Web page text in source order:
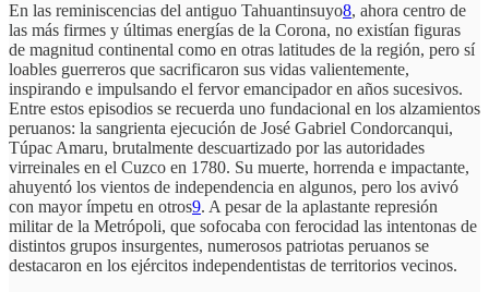
En las reminiscencias del antiguo Tahuantinsuyo8, ahora centro de
las más firmes y últimas energías de la Corona, no existían figuras
de magnitud continental como en otras latitudes de la región, pero sí
loables guerreros que sacrificaron sus vidas valientemente,
inspirando e impulsando el fervor emancipador en años sucesivos.
Entre estos episodios se recuerda uno fundacional en los alzamientos
peruanos: la sangrienta ejecución de José Gabriel Condorcanqui,
Túpac Amaru, brutalmente descuartizado por las autoridades
virreinales en el Cuzco en 1780. Su muerte, horrenda e impactante,
ahuyentó los vientos de independencia en algunos, pero los avivó
con mayor ímpetu en otros9. A pesar de la aplastante represión
militar de la Metrópoli, que sofocaba con ferocidad las intentonas de
distintos grupos insurgentes, numerosos patriotas peruanos se
destacaron en los ejércitos independentistas de territorios vecinos.